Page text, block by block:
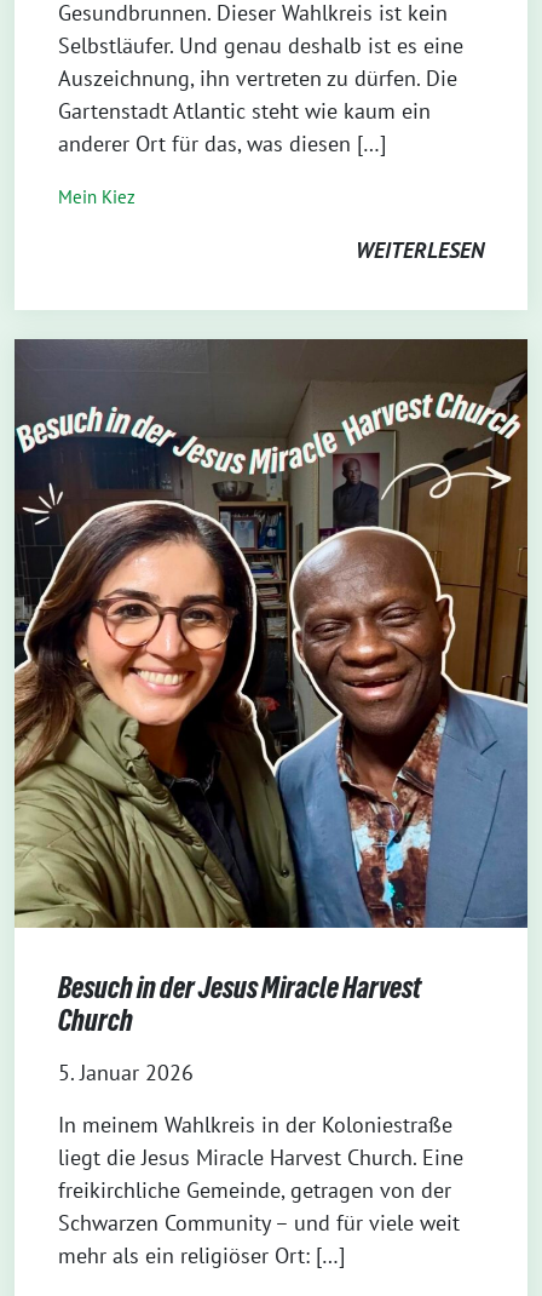
Gesundbrunnen. Dieser Wahlkreis ist kein
Selbstläufer. Und genau deshalb ist es eine
Auszeichnung, ihn vertreten zu dürfen. Die
Gartenstadt Atlantic steht wie kaum ein
anderer Ort für das, was diesen […]
Mein Kiez
WEITERLESEN
Besuch in der Jesus Miracle Harvest
Church
5. Januar 2026
In meinem Wahlkreis in der Koloniestraße
liegt die Jesus Miracle Harvest Church. Eine
freikirchliche Gemeinde, getragen von der
Schwarzen Community – und für viele weit
mehr als ein religiöser Ort: […]